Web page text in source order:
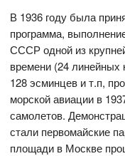
В 1936 году была
программа,
СССР одной из
времени (24 линейных
128 эсминцев и т.п,
морской авиации в
самолетов.
стали первомайские
площади в Москве